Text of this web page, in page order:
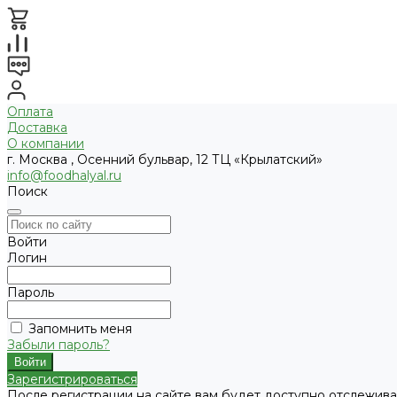
Оплата
Доставка
О компании
г. Москва , Осенний бульвар, 12 ТЦ «Крылатский»
info@foodhalyal.ru
Поиск
Войти
Логин
Пароль
Запомнить меня
Забыли пароль?
Зарегистрироваться